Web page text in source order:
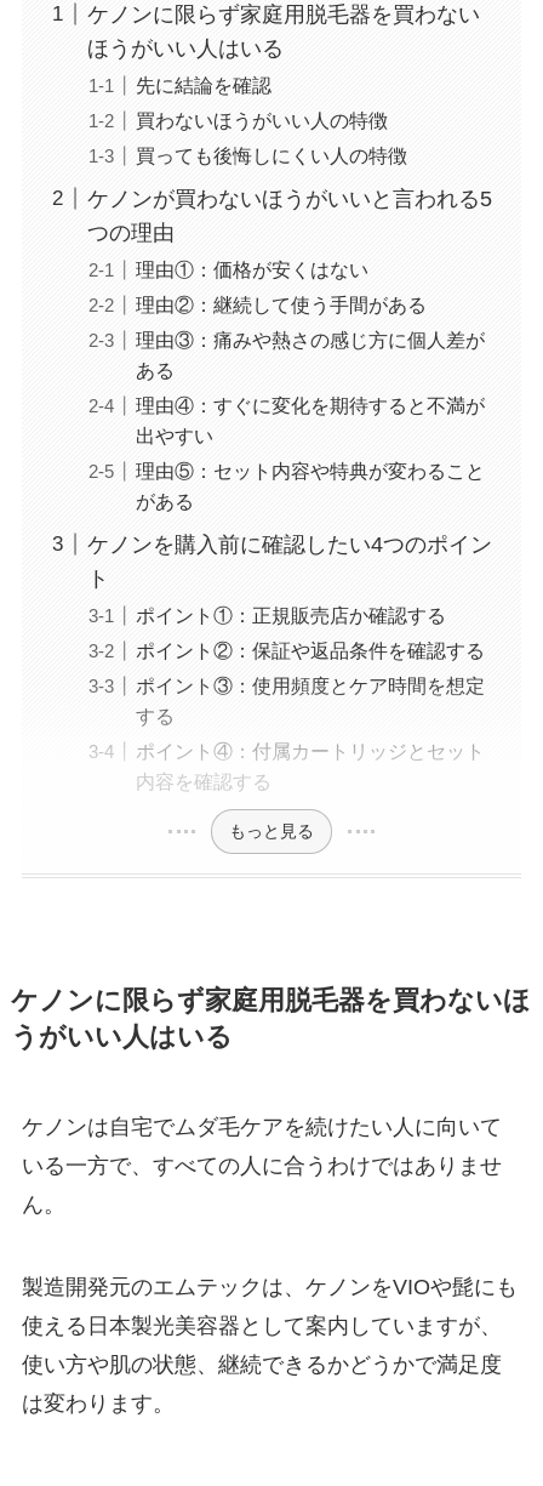
ケノンに限らず家庭用脱毛器を買わない
ほうがいい人はいる
先に結論を確認
買わないほうがいい人の特徴
買っても後悔しにくい人の特徴
ケノンが買わないほうがいいと言われる5
つの理由
理由①：価格が安くはない
理由②：継続して使う手間がある
理由③：痛みや熱さの感じ方に個人差が
ある
理由④：すぐに変化を期待すると不満が
出やすい
理由⑤：セット内容や特典が変わること
がある
ケノンを購入前に確認したい4つのポイン
ト
ポイント①：正規販売店か確認する
ポイント②：保証や返品条件を確認する
ポイント③：使用頻度とケア時間を想定
する
ポイント④：付属カートリッジとセット
内容を確認する
もっと見る
ケノンに限らず家庭用脱毛器を買わないほ
うがいい人はいる
ケノンは自宅でムダ毛ケアを続けたい人に向いて
いる一方で、すべての人に合うわけではありませ
ん。
製造開発元のエムテックは、ケノンをVIOや髭にも
使える日本製光美容器として案内していますが、
使い方や肌の状態、継続できるかどうかで満足度
は変わります。